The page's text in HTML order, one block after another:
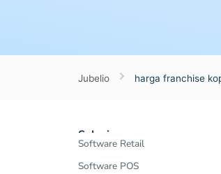
Jubelio harga franchise
Solusi
Software Retail
Software POS